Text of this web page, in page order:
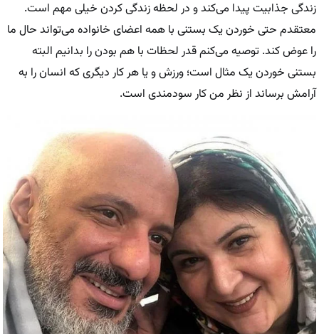
زندگی جذابیت پیدا می‌کند و در لحظه زندگی کردن خیلی مهم است.
معتقدم حتی خوردن یک بستنی با همه اعضای خانواده می‌تواند حال ما
را عوض کند. توصیه می‌کنم قدر لحظات با هم بودن را بدانیم البته
بستنی خوردن یک مثال است؛ ورزش و یا هر کار دیگری که انسان را به
آرامش برساند از نظر من کار سودمندی است.